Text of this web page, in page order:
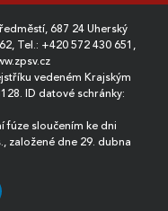
687 24 Uherský
Tel.: +420 572 430 651 ,
vedeném Krajským
ID datové schránky:
fúze sloučením ke dni
založené dne 29. dubna